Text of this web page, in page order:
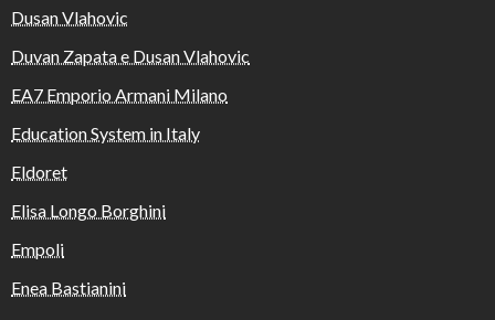
Dusan Vlahovic
Duvan Zapata e Dusan Vlahovic
EA7 Emporio Armani Milano
Education System in Italy
Eldoret
Elisa Longo Borghini
Empoli
Enea Bastianini